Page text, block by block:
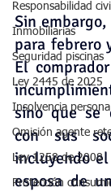
Responsabilidad civil
Inmobiliarias
Seguridad piscinas
Ley 2445 de 2025
Insolvencia
Omisión agente
Ley 1258 de 2008
Protección
Sin
para febrero
El
sino que se
con sus
incluyendo
esposa de